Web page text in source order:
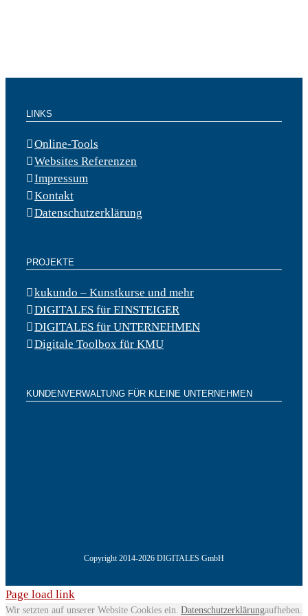
LINKS
Online-Tools
Websites Referenzen
Impressum
Kontakt
Datenschutzerklärung
PROJEKTE
kukundo – Kunstkurse und mehr
DIGITALES für EINSTEIGER
DIGITALES für UNTERNEHMEN
Digitale Toolbox für KMU
KUNDENVERWALTUNG FÜR KLEINE UNTERNEHMEN
Copyright 2014-2026 DIGITALES GmbH
Page load link
Wir setzten auf unserer Website Cookies ein. Datenschutzerklärungaufheben.